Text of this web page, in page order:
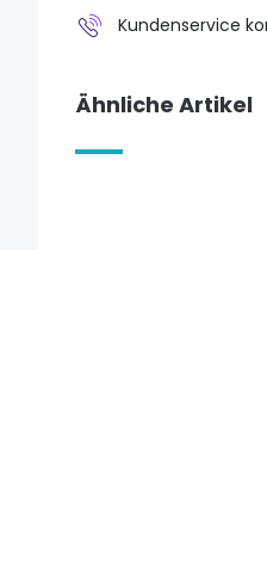
Kundenservice
Ähnliche Artikel